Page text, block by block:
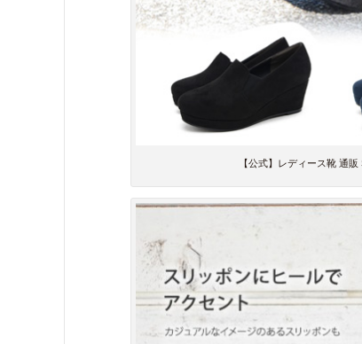
【公式】レディース靴 通